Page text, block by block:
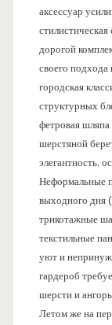
аксессуар
дорогой
своего подхода
городская
структурных
фетровая
шерстяной
элегантность,
Неформальные
выходного дня
трикотажные
текстильные
уют и
гардероб
шерсти и
Летом же на